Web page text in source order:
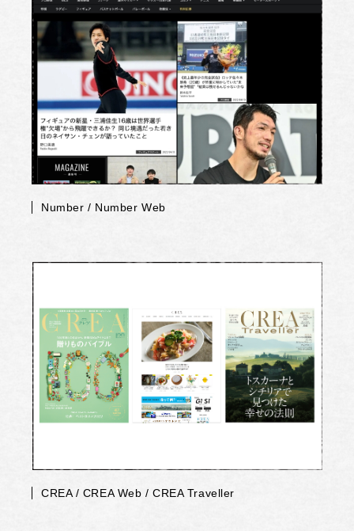
Number / Number Web
CREA / CREA Web / CREA Traveller